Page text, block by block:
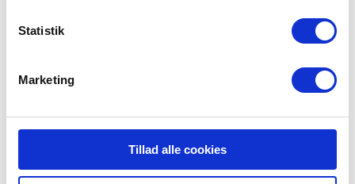
Statistik
Marketing
Tillad alle cookies
Kemikalier (gas, væske eller fast stof), som kan forårsage eller
bidrage til forbrændingen af et andet materiale.
Desinfektionstabletter og -væske, blegemidler, ilt som anvendes ved
Forholdsregler:
Rygning og brug af åben ild er forbudt i nærheden af disse
beskyttelseshandsker og øjenbeskyttelse ved risiko for stænk i